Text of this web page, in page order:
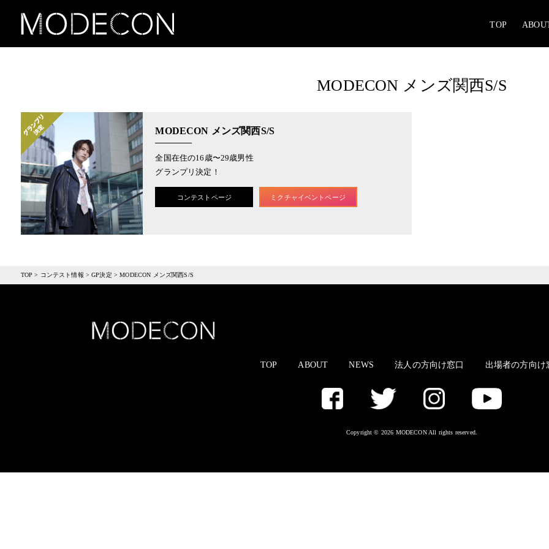
TOP
MODECON メンズ関西S/S
MODECON メンズ関西S/S
全国在住の16歳〜29歳男性
グランプリ決定！
コンテストページ ミクチャイベントページ
TOP > コンテスト情報 >GP決定 >MODECON メンズ関西S/S
TOP ABOUT NEWS 法人の方向け窓口 出場者の方向け
Copyright © 2026 MODECON All rights reserved.